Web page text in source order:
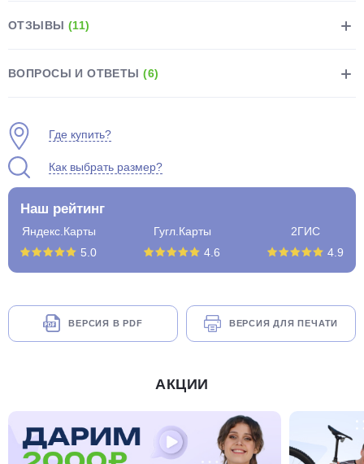
ОТЗЫВЫ (11)
ВОПРОСЫ И ОТВЕТЫ(6)
Где купить?
Как выбрать размер?
Наш рейтинг
Яндекс.Карты
5.0
Гугл.Карты
4.6
2ГИС
4.9
ВЕРСИЯ В PDF ВЕРСИЯ ДЛЯ ПЕЧАТИ
АКЦИИ
раз в 2 недели